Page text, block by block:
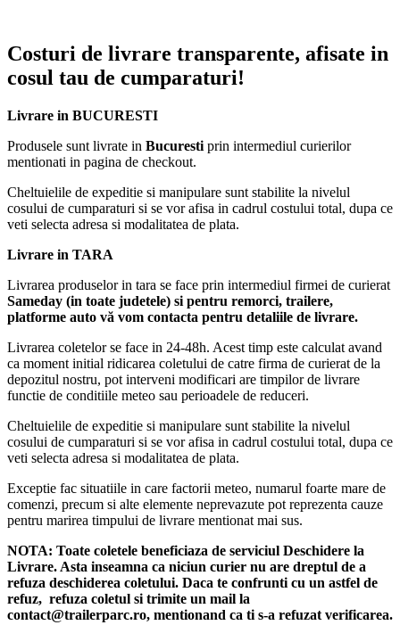
Costuri de livrare transparente, afisate in
cosul tau de cumparaturi!
Livrare in BUCURESTI
Produsele sunt livrate in Bucuresti prin intermediul curierilor
mentionati in pagina de checkout.
Cheltuielile de expeditie si manipulare sunt stabilite la nivelul
cosului de cumparaturi si se vor afisa in cadrul costului total, dupa ce
veti selecta adresa si modalitatea de plata.
Livrare in TARA
Livrarea produselor in tara se face prin intermediul firmei de curierat
Sameday (in toate judetele) si pentru remorci, trailere,
platforme auto vă vom contacta pentru detaliile de livrare.
Livrarea coletelor se face in 24-48h. Acest timp este calculat avand
ca moment initial ridicarea coletului de catre firma de curierat de la
depozitul nostru, pot interveni modificari are timpilor de livrare
functie de conditiile meteo sau perioadele de reduceri.
Cheltuielile de expeditie si manipulare sunt stabilite la nivelul
cosului de cumparaturi si se vor afisa in cadrul costului total, dupa ce
veti selecta adresa si modalitatea de plata.
Exceptie fac situatiile in care factorii meteo, numarul foarte mare de
comenzi, precum si alte elemente neprevazute pot reprezenta cauze
pentru marirea timpului de livrare mentionat mai sus.
NOTA: Toate coletele beneficiaza de serviciul Deschidere la
Livrare. Asta inseamna ca niciun curier nu are dreptul de a
refuza deschiderea coletului. Daca te confrunti cu un astfel de
refuz, refuza coletul si trimite un mail la
contact@trailerparc.ro, mentionand ca ti s-a refuzat verificarea.